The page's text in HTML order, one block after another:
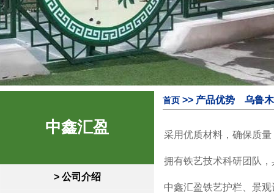
中鑫汇盈
> 公司介绍
首页 >> 产品优势 乌鲁木
采用优质材料，确保质量
拥有铁艺技术科研团队
中鑫汇盈铁艺护栏、景